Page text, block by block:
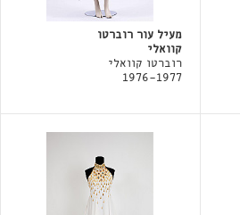
מעיל עור רוברטו
קוואלי
רוברטו קוואלי
1976-1977